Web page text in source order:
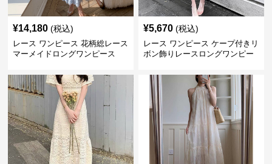
¥14,180 (税込)
レース ワンピース 花柄総レース
マーメイドロングワンピース
¥5,670 (税込)
レース ワンピース ケープ付きリ
ボン飾りレースロングワンピー